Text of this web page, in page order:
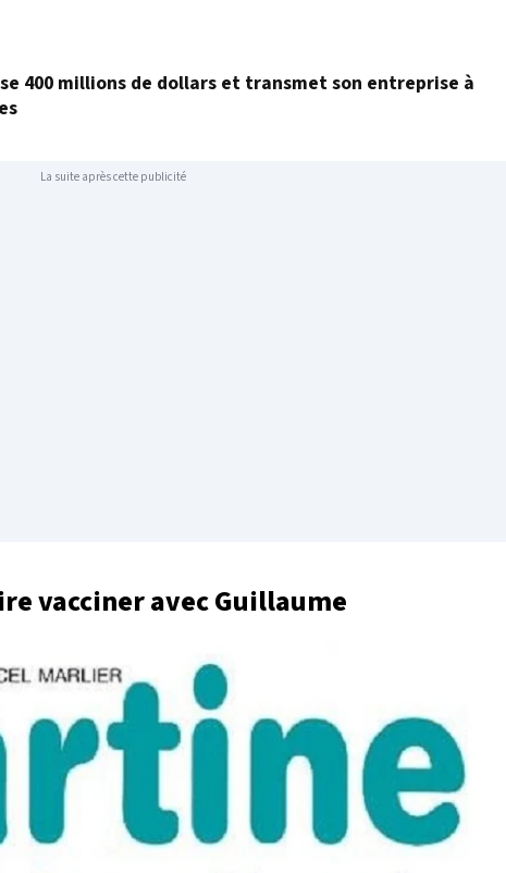
400 millions de dollars et transmet son entreprise à
La suite après cette publicité
vacciner avec Guillaume